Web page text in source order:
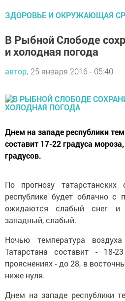
ЗДОРОВЬЕ И ОКРУЖАЮЩАЯ
В Рыбной Слободе
и холодная погода
автор, 25 января 2016 - 05:40
Днем на западе республики
составит 17-22 градуса
градусов.
По прогнозу татарстанских
республике будет облачно с
ожидаются слабый снег и
западный, слабый.
Ночью температура
Татарстана составит - 18-
прояснениях - до 28, в
ниже нуля.
Днем на западе республики